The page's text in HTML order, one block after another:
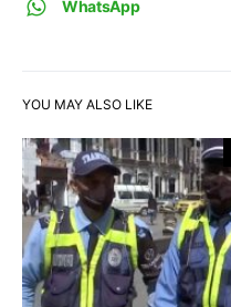
WhatsApp
YOU MAY ALSO LIKE